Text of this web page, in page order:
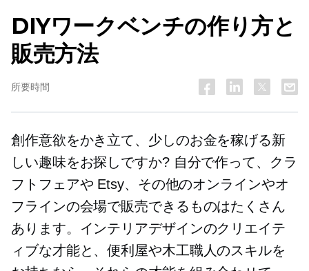
DIYワークベンチの作り方と
販売方法
所要時間
創作意欲をかき立て、少しのお金を稼げる新
しい趣味をお探しですか? 自分で作って、クラ
フトフェアや Etsy、その他のオンラインやオ
フラインの会場で販売できるものはたくさん
あります。インテリアデザインのクリエイテ
ィブな才能と、便利屋や木工職人のスキルを